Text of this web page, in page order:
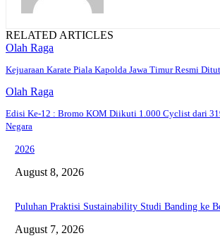
RELATED ARTICLES
Olah Raga
Kejuaraan Karate Piala Kapolda Jawa Timur Resmi
Olah Raga
Edisi Ke-12 : Bromo KOM Diikuti 1.000 Cyclist dari
Negara
2026
August 8, 2026
Puluhan Praktisi Sustainability Studi Banding ke
August 7, 2026